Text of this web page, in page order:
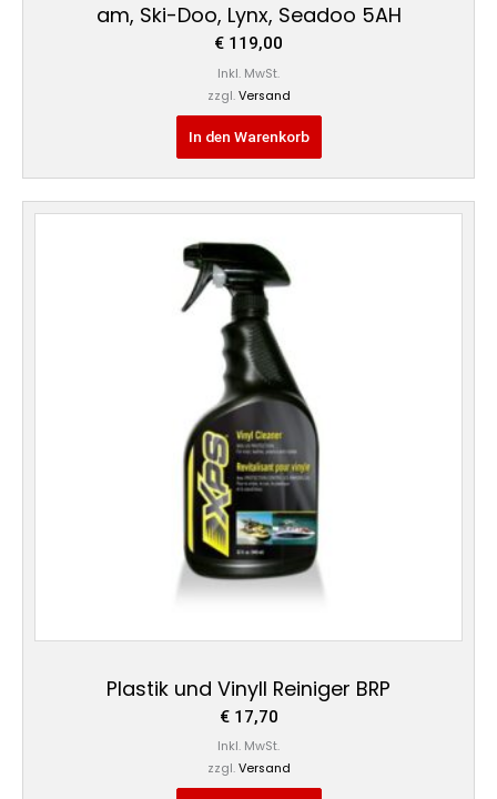
am, Ski-Doo, Lynx, Seadoo 5AH
€ 119,00
Inkl. MwSt.
zzgl. Versand
In den Warenkorb
Plastik und Vinyll Reiniger BRP
€17,70
Inkl. MwSt.
zzgl. Versand